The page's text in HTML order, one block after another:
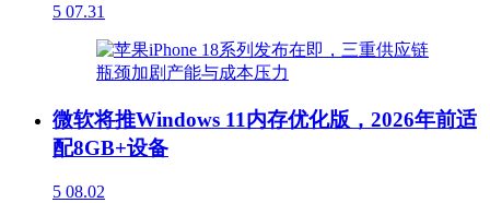
5 07.31
微软将推Windows 11内存优化版，2026年前适
配8GB+设备
5 08.02